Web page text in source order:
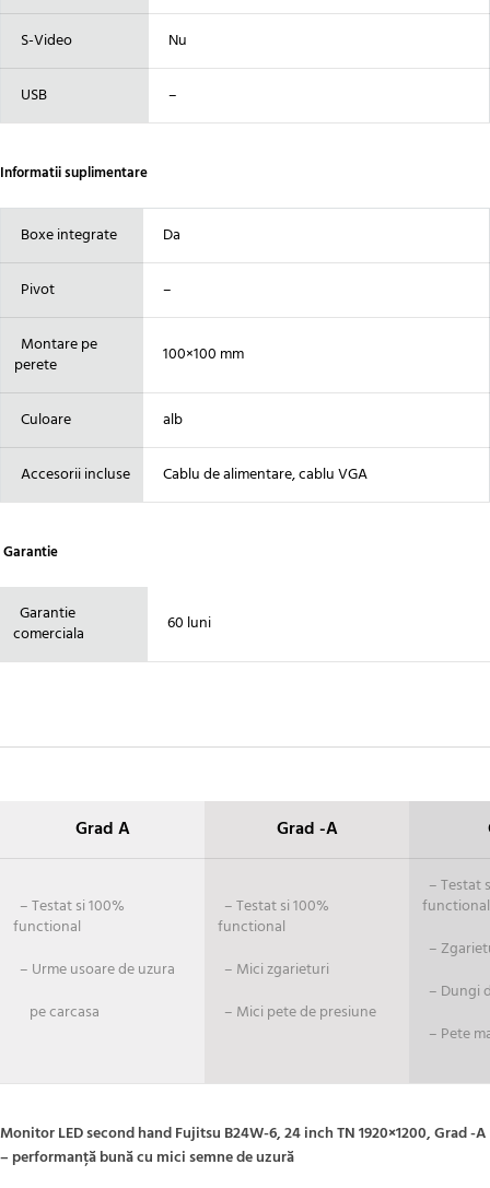
S-Video Nu
USB –
Informatii suplimentare
Boxe integrate Da
Pivot –
Montare pe
perete
100×100 mm
Culoare alb
Accesorii incluse Cablu de alimentare, cablu VGA
Garantie
Garantie
comerciala
60 luni
Grad A Grad -A
– Testat si 100%
functional
– Urme usoare de uzura
pe carcasa
– Testat si 100%
functional
– Mici zgarieturi
– Mici pete de presiune
– Testat
functional
–
– Dungi
– Pete
Monitor LED second hand Fujitsu B24W-6, 24 inch TN 1920×1200, Grad -A
– performanță bună cu mici semne de uzură